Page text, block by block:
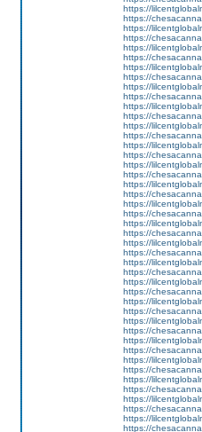
https://
https://
https://
https://
https://
https://
https://
https://
https://
https://
https://
https://
https://
https://
https://
https://
https://
https://
https://
https://
https://
https://
https://
https://
https://
https://
https://
https://
https://
https://
https://
https://
https://
https://
https://
https://
https://
https://
https://
https://
https://
https://
https://
https://